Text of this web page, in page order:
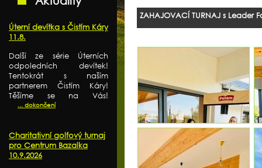
Úterní devítka s Čistím Káry
11.8.
Další ze série Úterních
odpoledních devítek!
Tentokrát s naším
partnerem Čistím Káry!
Těšíme se na Vás!
... dokončení
Charitativní golfový turnaj
pro Centrum Bazalka
10.9.2026
ZAHAJOVACÍ TURNAJ s Leader